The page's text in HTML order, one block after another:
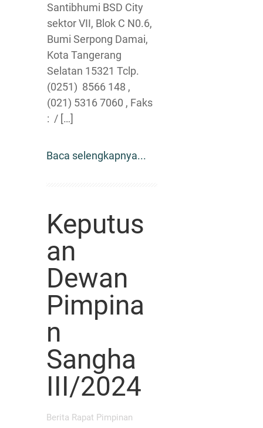
Santibhumi BSD City
sektor VII, Blok C N0.6,
Bumi Serpong Damai,
Kota Tangerang
Selatan 15321 Tclp.
(0251) 8566 148 ,
(021) 5316 7060 , Faks
: / […]
Baca selengkapnya...
Keputus
an
Dewan
Pimpina
n
Sangha
III/2024
Berita Rapat Pimpinan